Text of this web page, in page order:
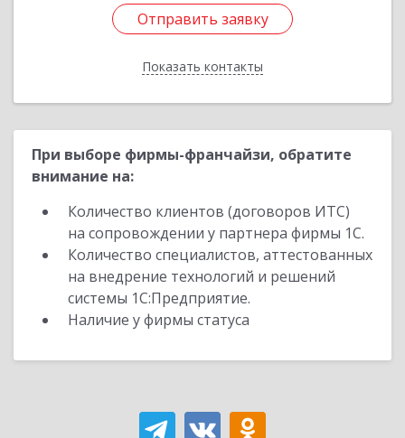
Отправить заявку
Показать контакты
Отправить заявку
Назад
При выборе фирмы-франчайзи, обратите
внимание на:
Количество клиентов (договоров ИТС)
на сопровождении у партнера фирмы 1С.
Количество специалистов, аттестованных
на внедрение технологий и решений
системы 1С:Предприятие.
Наличие у фирмы статуса